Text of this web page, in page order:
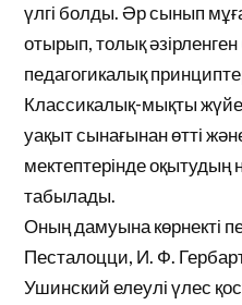
үлгі болды. Әр сынып
отырып, толық
педагогикалық
Классикалық-мықты
уақыт сынағынан өтті
мектептерінде оқытудың
табылады.
Оның дамуына көрнекті
Песталоцци, И. Ф.
Ушинский елеулі үлес